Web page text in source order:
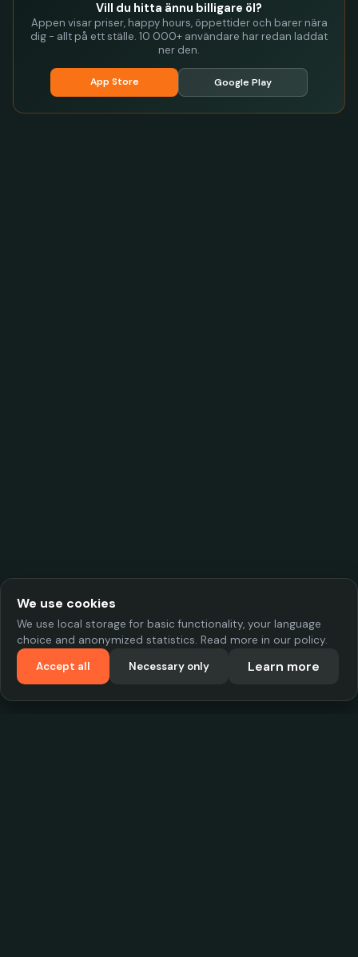
Vill du hitta ännu billigare öl?
Appen visar priser, happy hours, öppettider och barer nära
dig - allt på ett ställe. 10 000+ användare har redan laddat
ner den.
App Store Google Play
We use cookies
We use local storage for basic functionality, your language
choice and anonymized statistics. Read more in our policy.
Accept all
Necessary only Learn more